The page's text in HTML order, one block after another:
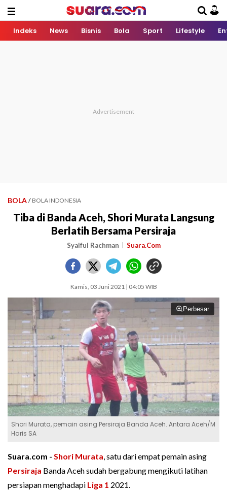
Indeks News Bisnis Bola Sport Lifestyle
BOLA / BOLA INDONESIA
Tiba di Banda Aceh, Shori Murata Langsung
Berlatih Bersama Persiraja
Syaiful Rachman Suara.Com
Kamis, 03 Juni 2021 | 04:05 WIB
Perbesar
Shori Murata, pemain asing Persiraja Banda Aceh. Antara Aceh/M
Haris SA
Suara.com - Shori Murata, satu dari empat pemain asing
Persiraja Banda Aceh sudah bergabung mengikuti latihan
persiapan menghadapi Liga 1 2021.